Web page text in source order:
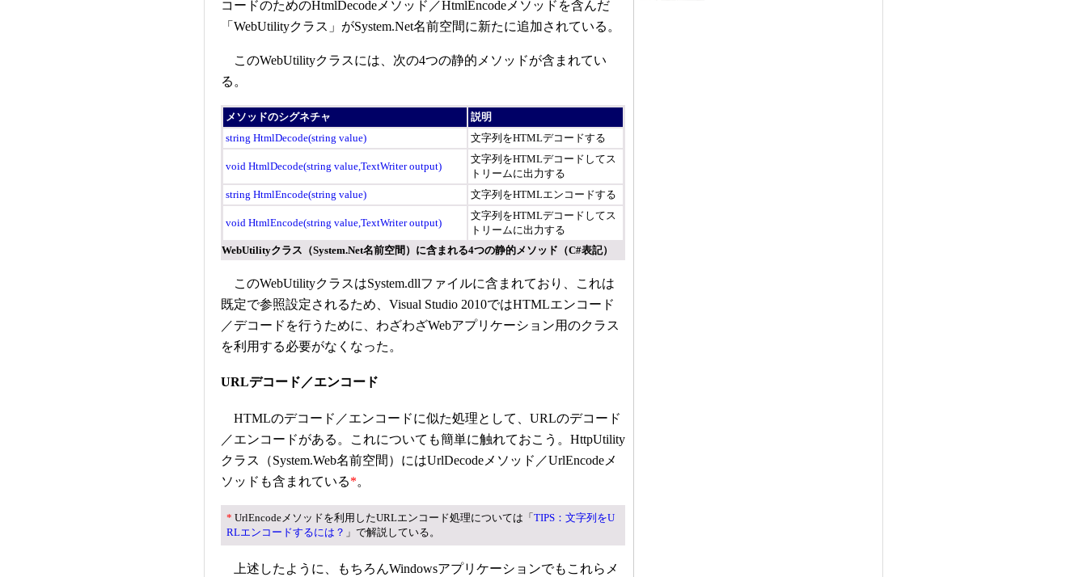
コードのためのHtmlDecodeメソッド／HtmlEncodeメソッドを含んだ
「WebUtilityクラス」がSystem.Net名前空間に新たに追加されている。
このWebUtilityクラスには、次の4つの静的メソッドが含まれてい
る。
メソッドのシグネチャ
説明
string HtmlDecode(string value)
文字列をHTMLデコードする
void HtmlDecode(string value,TextWriter output)
文字列をHTMLデコードしてス
トリームに出力する
string HtmlEncode(string value)
文字列をHTMLエンコードする
void HtmlEncode(string value,TextWriter output)
文字列をHTMLデコードしてス
トリームに出力する
WebUtilityクラス（System.Net名前空間）に含まれる4つの静的メソッド（C#表記）
このWebUtilityクラスはSystem.dllファイルに含まれており、これは
既定で参照設定されるため、Visual Studio 2010ではHTMLエンコード
／デコードを行うために、わざわざWebアプリケーション用のクラス
を利用する必要がなくなった。
URLデコード／エンコード
HTMLのデコード／エンコードに似た処理として、URLのデコード
／エンコードがある。これについても簡単に触れておこう。HttpUtility
クラス（System.Web名前空間）にはUrlDecodeメソッド／UrlEncodeメ
ソッドも含まれている*。
* UrlEncodeメソッドを利用したURLエンコード処理については「 TIPS：文字列をU
RLエンコードするには？ 」で解説している。
上述したように、もちろんWindowsアプリケーションでもこれらメ